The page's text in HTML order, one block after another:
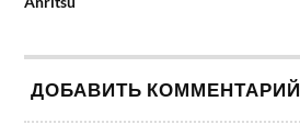
ДОБАВИТЬ КОММЕНТАРИЙ